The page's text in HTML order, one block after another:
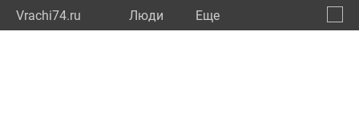
Vrachi74.ru Люди Eще